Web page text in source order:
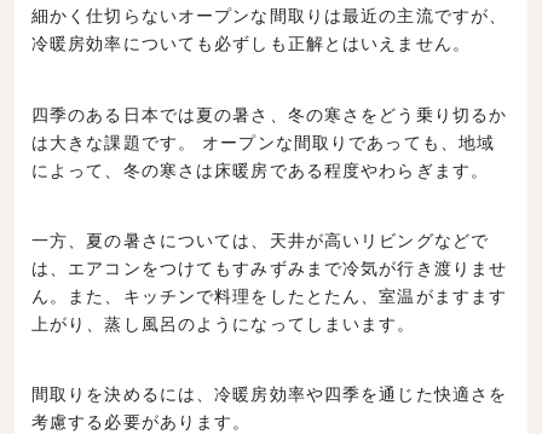
細かく仕切らないオープンな間取りは最近の主流ですが、
冷暖房効率についても必ずしも正解とはいえません。
四季のある日本では夏の暑さ、冬の寒さをどう乗り切るか
は大きな課題です。 オープンな間取りであっても、地域
によって、冬の寒さは床暖房である程度やわらぎます。
一方、夏の暑さについては、天井が高いリビングなどで
は、エアコンをつけてもすみずみまで冷気が行き渡りませ
ん。また、キッチンで料理をしたとたん、室温がますます
上がり、蒸し風呂のようになってしまいます。
間取りを決めるには、冷暖房効率や四季を通じた快適さを
考慮する必要があります。